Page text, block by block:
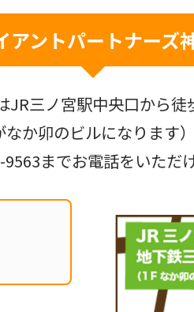
アントパートナーズ
三ノ宮駅中央口から
なか卯のビルになります）
9563までお電話をいただ